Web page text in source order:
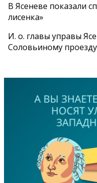
В Ясеневе показали
лисенка»
И. о. главы управы
Соловьиному проезду